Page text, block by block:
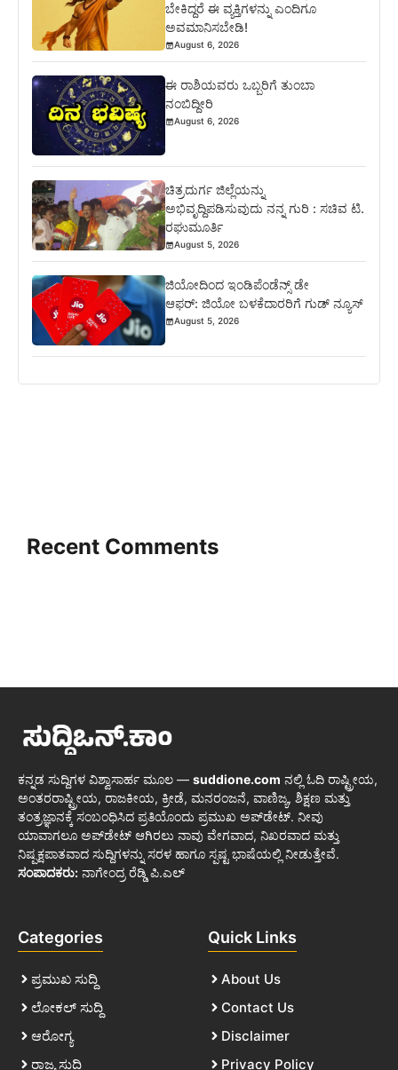
ಬೇಕಿದ್ದರೆ ಈ ವ್ಯಕ್ತಿಗಳನ್ನು ಎಂದಿಗೂ
ಅವಮಾನಿಸಬೇಡಿ!
August 6, 2026
ಈ ರಾಶಿಯವರು ಒಬ್ಬರಿಗೆ ತುಂಬಾ
ನಂಬಿದ್ದೀರಿ
August 6, 2026
ಚಿತ್ರದುರ್ಗ ಜಿಲ್ಲೆಯನ್ನು
ಅಭಿವೃದ್ದಿಪಡಿಸುವುದು ನನ್ನ ಗುರಿ : ಸಚಿವ ಟಿ.
ರಘುಮೂರ್ತಿ
August 5, 2026
ಜಿಯೋದಿಂದ ಇಂಡಿಪೆಂಡೆನ್ಸ್ ಡೇ
ಆಫರ್: ಜಿಯೋ ಬಳಕೆದಾರರಿಗೆ ಗುಡ್ ನ್ಯೂಸ್
August 5, 2026
Recent Comments
ಕನ್ನಡ ಸುದ್ದಿಗಳ ವಿಶ್ವಾಸಾರ್ಹ ಮೂಲ — suddione.com ನಲ್ಲಿ ಓದಿ ರಾಷ್ಟ್ರೀಯ,
ಅಂತರರಾಷ್ಟ್ರೀಯ, ರಾಜಕೀಯ, ಕ್ರೀಡೆ, ಮನರಂಜನೆ, ವಾಣಿಜ್ಯ, ಶಿಕ್ಷಣ ಮತ್ತು
ತಂತ್ರಜ್ಞಾನಕ್ಕೆ ಸಂಬಂಧಿಸಿದ ಪ್ರತಿಯೊಂದು ಪ್ರಮುಖ ಅಪ್‌ಡೇಟ್. ನೀವು
ಯಾವಾಗಲೂ ಅಪ್‌ಡೇಟ್ ಆಗಿರಲು ನಾವು ವೇಗವಾದ, ನಿಖರವಾದ ಮತ್ತು
ನಿಷ್ಪಕ್ಷಪಾತವಾದ ಸುದ್ದಿಗಳನ್ನು ಸರಳ ಹಾಗೂ ಸ್ಪಷ್ಟ ಭಾಷೆಯಲ್ಲಿ ನೀಡುತ್ತೇವೆ.
ಸಂಪಾದಕರು: ನಾಗೇಂದ್ರ ರೆಡ್ಡಿ ಪಿ.ಎಲ್
Categories
ಪ್ರಮುಖ ಸುದ್ದಿ
ಲೋಕಲ್ ಸುದ್ದಿ
ಆರೋಗ್ಯ
ರಾಜ್ಯ ಸುದ್ದಿ
Quick Links
About Us
Contact Us
Disclaimer
Privacy Policy